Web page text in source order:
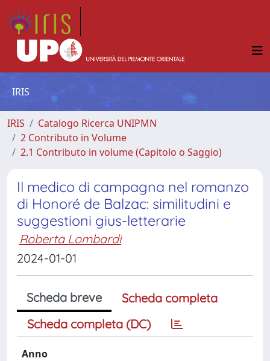
IRIS
IRIS
Catalogo Ricerca UNIPMN
2 Contributo in Volume
2.1 Contributo in volume (Capitolo o Saggio)
Il medico di campagna nel romanzo
di Honoré de Balzac: similitudini e
suggestioni gius-letterarie
Roberta Lombardi
2024-01-01
Scheda breve
Scheda completa
Scheda completa (DC)
Anno